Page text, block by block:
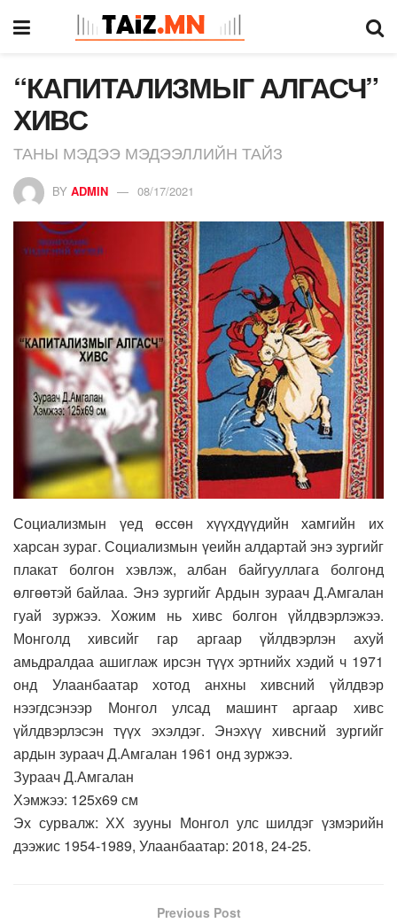
“КАПИТАЛИЗМЫГ АЛГАСЧ”
ХИВС
ТАНЫ МЭДЭЭ МЭДЭЭЛЛИЙН ТАЙЗ
BY ADMIN 08/17/2021
Социализмын үед өссөн хүүхдүүдийн хамгийн их
харсан зураг. Социализмын үеийн алдартай энэ зургийг
плакат болгон хэвлэж, албан байгууллага болгонд
өлгөөтэй байлаа. Энэ зургийг Ардын зураач Д.Амгалан
гуай зуржээ. Хожим нь хивс болгон үйлдвэрлэжээ.
Монголд хивсийг гар аргаар үйлдвэрлэн ахуй
амьдралдаа ашиглаж ирсэн түүх эртнийх хэдий ч 1971
онд Улаанбаатар хотод анхны хивсний үйлдвэр
нээгдсэнээр Монгол улсад машинт аргаар хивс
үйлдвэрлэсэн түүх эхэлдэг. Энэхүү хивсний зургийг
ардын зураач Д.Амгалан 1961 онд зуржээ.
Зураач Д.Амгалан
Хэмжээ: 125х69 см
Эх сурвалж: ХХ зууны Монгол улс шилдэг үзмэрийн
дээжис 1954-1989, Улаанбаатар: 2018, 24-25.
Previous Post